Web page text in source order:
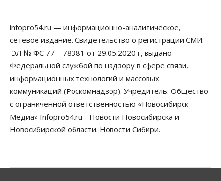
Бизнес Общество
Союз продавцов маркетплейсов
обратился в правительство РФ из-за атак на WB
08 Августа 2026, 10:00
Новосибирцы будут получать квитанции за ЖКУ
по-новому
08 Августа 2026, 09:00
Бизнес
В Новосибирской области резко
infopro54.ru — информационно-аналитическое,
сетевое издание. Свидетельство о регистрации СМИ:
ЭЛ № ФС 77 – 78381 от 29.05.2020 г, выдано
Федеральной службой по надзору в сфере связи,
информационных технологий и массовых
коммуникаций (Роскомнадзор). Учредитель: Общество
с ограниченной ответственностью «Новосибирск
Медиа» Infopro54.ru - Новости Новосибирска и
Новосибирской области. Новости Сибири.